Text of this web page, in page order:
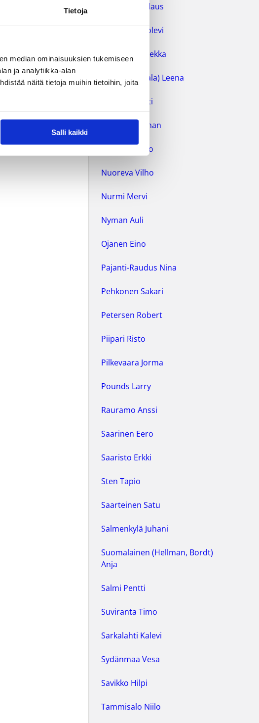
Tietoja
median ominaisuuksien tukemiseen
ja analytiikka-alan
näitä tietoja muihin tietoihin, joita
Salli kaikki
Mahlamäki Klaus
Manninen Uolevi
Markkanen Pekka
Martin (Vestala) Leena
Marttila Pertti
Moore Jonathan
Mäkelä Rauno
Nuoreva Vilho
Nurmi Mervi
Nyman Auli
Ojanen Eino
Pajanti-Raudus Nina
Pehkonen Sakari
Petersen Robert
Piipari Risto
Pilkevaara Jorma
Pounds Larry
Rauramo Anssi
Saarinen Eero
Saaristo Erkki
Sten Tapio
Saarteinen Satu
Salmenkylä Juhani
Suomalainen (Hellman, Bordt)
Anja
Salmi Pentti
Suviranta Timo
Sarkalahti Kalevi
Sydänmaa Vesa
Savikko Hilpi
Tammisalo Niilo